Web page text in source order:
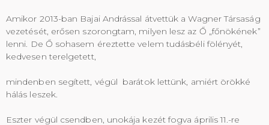
Amikor 2013-ban Bajai Andrással átvettük a Wagner Társaság
vezetését, erősen szorongtam, milyen lesz az Ő „főnökének”
lenni. De Ő sohasem éreztette velem tudásbéli fölényét,
kedvesen terelgetett,
mindenben segített, végül barátok lettünk, amiért örökké
hálás leszek.
Eszter végül csendben, unokája kezét fogva április 11.-re